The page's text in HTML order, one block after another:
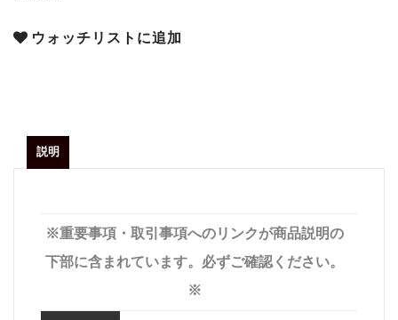
ウォッチリストに追加
説明
※重要事項・取引事項へのリンクが商品説明の
下部に含まれています。必ずご確認ください。
※